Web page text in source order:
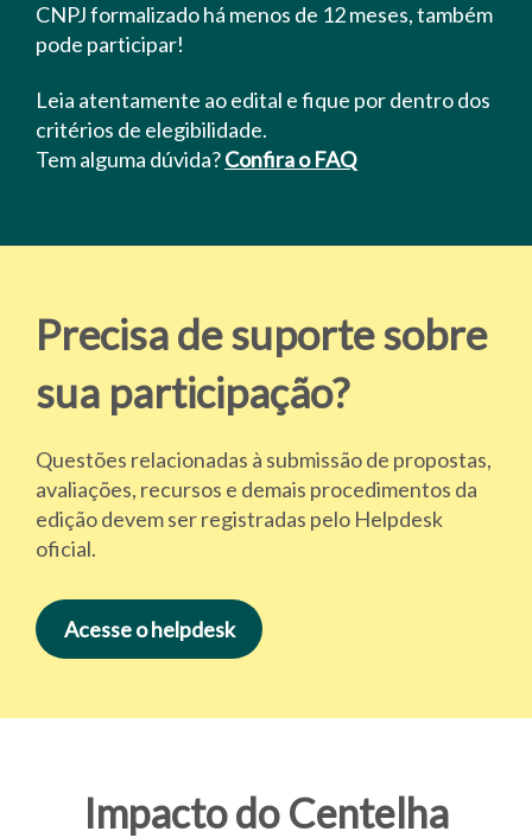
CNPJ formalizado há menos de 12 meses, também
pode participar!
Leia atentamente ao edital e fique por dentro dos
critérios de elegibilidade.
Tem alguma dúvida?Confira o FAQ
Precisa de suporte sobre
sua participação?
Questões relacionadas à submissão de propostas,
avaliações, recursos e demais procedimentos da
edição devem ser registradas pelo Helpdesk
oficial.
Acesse o helpdesk
Impacto do Centelha